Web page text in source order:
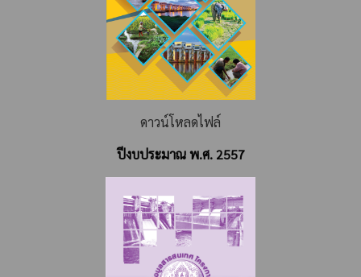
ดาวน์โหลดไฟล์
ปีงบประมาณ พ.ศ. 2557